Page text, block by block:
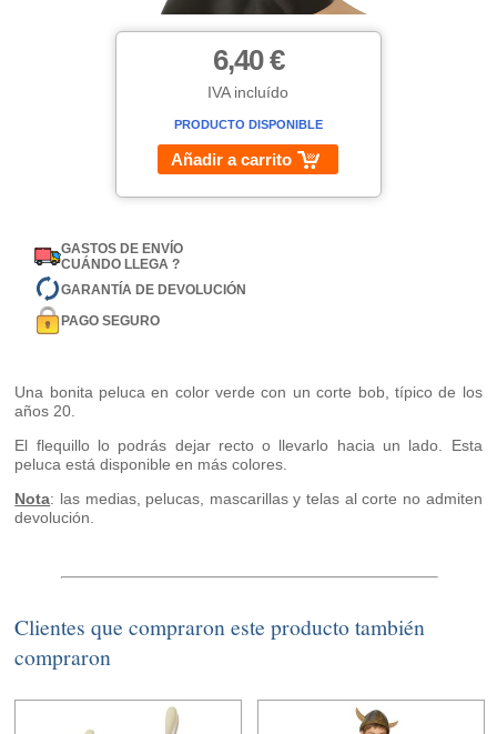
6,40 €
IVA incluído
PRODUCTO DISPONIBLE
Añadir a carrito
GASTOS DE ENVÍO
CUÁNDO LLEGA ?
GARANTÍA DE DEVOLUCIÓN
PAGO SEGURO
Una bonita peluca en color verde con un corte bob, típico de los
años 20.
El flequillo lo podrás dejar recto o llevarlo hacia un lado. Esta
peluca está disponible en más colores.
Nota: las medias, pelucas, mascarillas y telas al corte no admiten
devolución.
Clientes que compraron este producto también
compraron